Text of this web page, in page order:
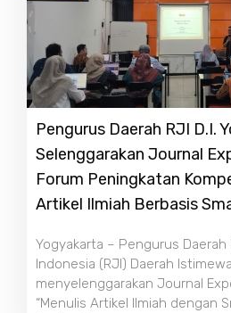
Pengurus Daerah RJI D.I.
Selenggarakan Journal
Forum Peningkatan
Artikel Ilmiah Berbasis
Yogyakarta – Pengurus Daerah
Indonesia (RJI) Daerah
menyelenggarakan Journal
“Menulis Artikel Ilmiah dengan